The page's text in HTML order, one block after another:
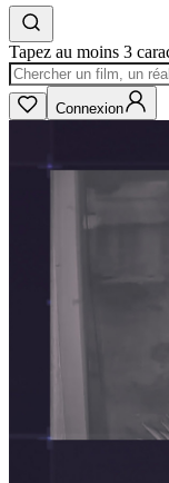
Tapez au moins 3
Connexion